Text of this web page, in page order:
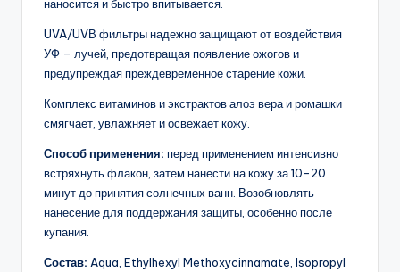
наносится и быстро впитывается.
UVA/UVВ фильтры надежно защищают от воздействия
УФ – лучей, предотвращая появление ожогов и
предупреждая преждевременное старение кожи.
Комплекс витаминов и экстрактов алоэ вера и ромашки
смягчает, увлажняет и освежает кожу.
Способ применения: перед применением интенсивно
встряхнуть флакон, затем нанести на кожу за 10-20
минут до принятия солнечных ванн. Возобновлять
нанесение для поддержания защиты, особенно после
купания.
Состав: Aqua, Ethylhexyl Methoxycinnamate, Isopropyl